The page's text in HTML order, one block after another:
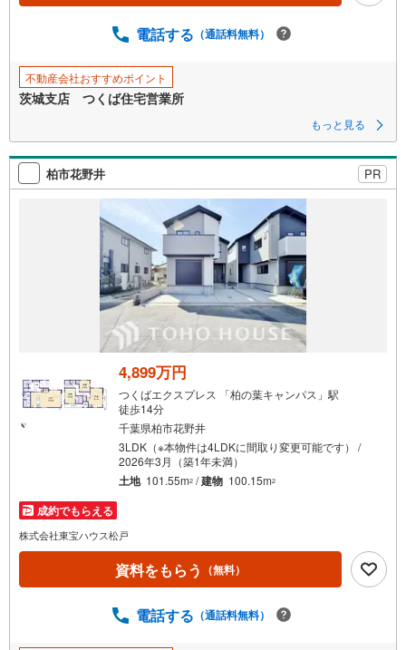
る
電話する （通話料無料）
不動産会社おすすめポイント
茨城支店 つくば住宅営業所
もっと見る
柏市花野井 PR
4,899万円
つくばエクスプレス 「柏の葉キャンパス」駅
徒歩14分
千葉県柏市花野井
3LDK（※本物件は4LDKに間取り変更可能です） /
2026年3月（築1年未満）
土地 101.55m2 /建物 100.15m2
成約でもらえる
株式会社東宝ハウス松戸
資料をもらう （無料）
電話する （通話料無料）